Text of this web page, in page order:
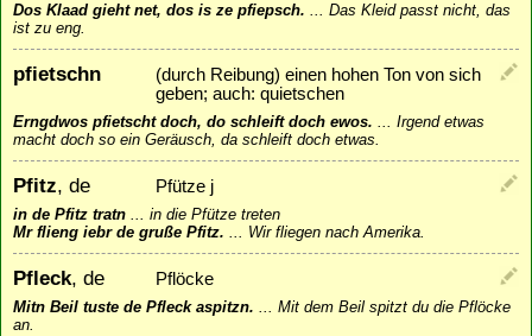
Dos Klaad gieht net, dos is ze pfiepsch. ... Das Kleid passt nicht, das
ist zu eng.
pfietschn
(durch Reibung) einen hohen Ton von sich
geben; auch: quietschen
Erngdwos pfietscht doch, do schleift doch ewos. ... Irgend etwas
macht doch so ein Geräusch, da schleift doch etwas.
Pfitz, de Pfütze j
in de Pfitz tratn ... in die Pfütze treten
Mr flieng iebr de gruße Pfitz. ... Wir fliegen nach Amerika.
Pfleck, de Pflöcke
Mitn Beil tuste de Pfleck aspitzn. ... Mit dem Beil spitzt du die Pflöcke
an.